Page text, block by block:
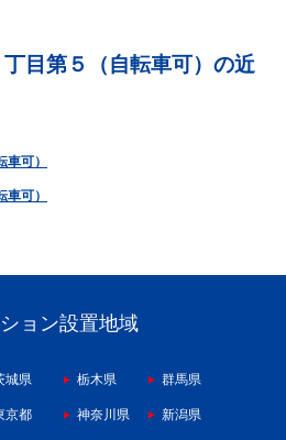
目第５（自転車可）の近
可）
可）
ョン設置地域
城県 栃木県 群馬県
京都 神奈川県 新潟県